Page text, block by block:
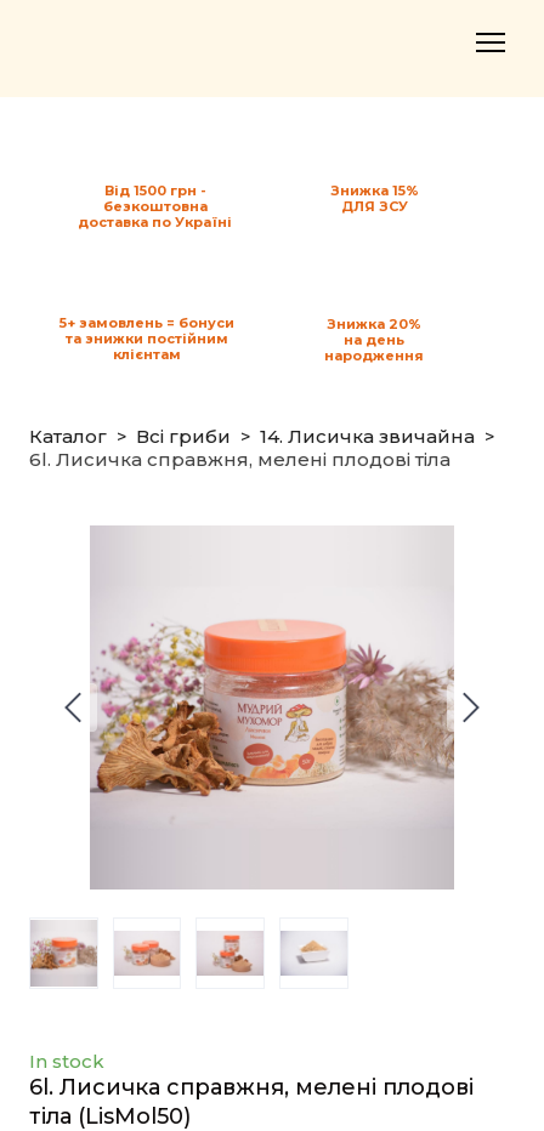
Знижка 15%
ДЛЯ ЗСУ
Від 1500 грн -
безкоштовна
доставка по Україні
5+ замовлень = бонуси
та знижки постійним
клієнтам
Знижка 20%
на день
народження
Каталог Всі гриби
14. Лисичка звичайна
6l. Лисичка справжня, мелені плодові тіла
In stock
6l. Лисичка справжня, мелені плодові
тіла (LisMol50)